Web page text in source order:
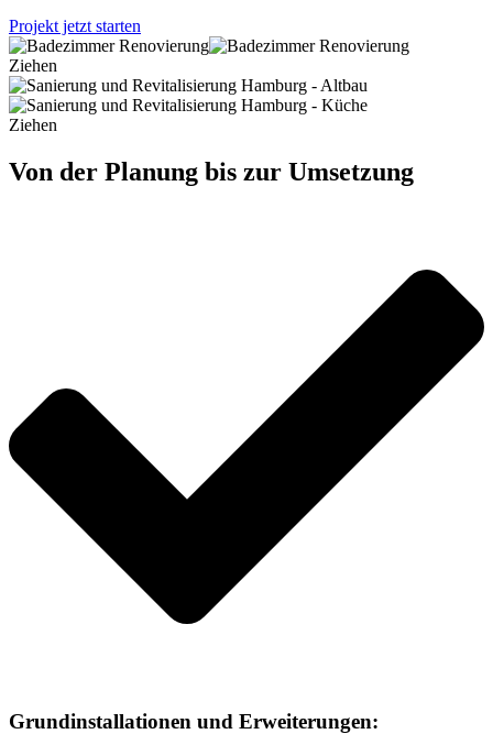
Projekt jetzt starten
Ziehen
Ziehen
Von der Planung bis zur Umsetzung
Grundinstallationen und Erweiterungen: